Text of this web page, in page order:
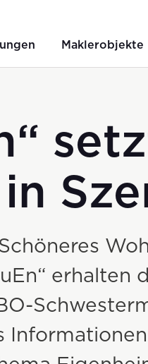
Maklerobjekte
erhalten